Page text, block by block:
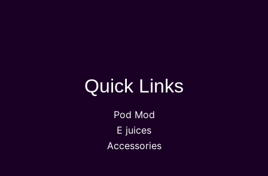
Quick Links
Pod Mod
E juices
Accessories